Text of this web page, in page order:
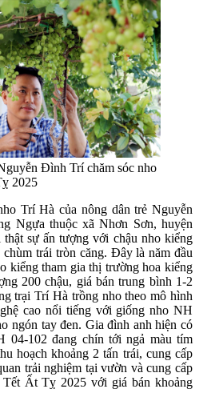
Đình Trí chăm sóc nho
2025
Trí Hà của nông dân trẻ Nguyễn
Ngựa thuộc xã Nhơn Sơn, huyện
sự ấn tượng với chậu nho kiểng
chùm trái tròn căng. Đây là năm đầu
kiểng tham gia thị trường hoa kiểng
200 chậu, giá bán trung bình 1-2
trại Trí Hà trồng nho theo mô hình
cao nổi tiếng với giống nho NH
ngón tay đen. Gia đình anh hiện có
04-102 đang chín tới ngả màu tím
hoạch khoảng 2 tấn trái, cung cấp
trải nghiệm tại vườn và cung cấp
Ất Tỵ 2025 với giá bán khoảng